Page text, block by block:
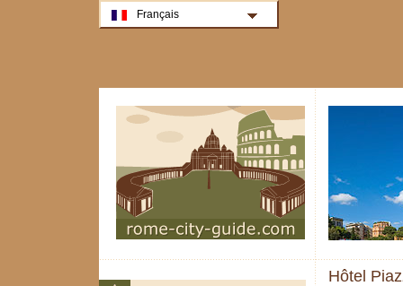
Hôtel
Français